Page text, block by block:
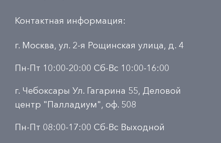
Контактная информация:
г. Москва, ул. 2-я Рощинская улица, д. 4
Пн-Пт 10:00-20:00 Сб-Вс 10:00-16:00
г. Чебоксары Ул. Гагарина 55, Деловой
центр "Палладиум", оф. 508
Пн-Пт 08:00-17:00 Сб-Вс Выходной